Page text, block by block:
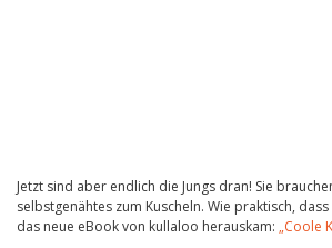
Jetzt sind aber endlich die Jungs dran! Sie
selbstgenähtes zum Kuscheln. Wie praktisch,
das neue eBook von kullaloo herauskam: „Coole